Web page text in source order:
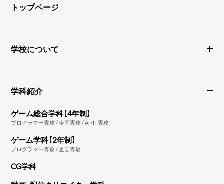
トップページ
学校について
学科紹介
ゲーム総合学科【4年制】
プログラマー専攻 / 企画専攻 / AI・IT専攻
ゲーム学科【2年制】
プログラマー専攻 / 企画専攻
CG学科